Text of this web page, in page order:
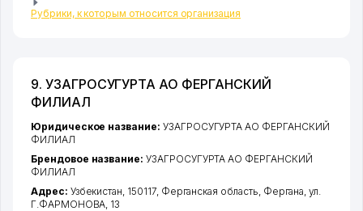
Рубрики, к которым относится организация
9. УЗАГРОСУГУРТА АО ФЕРГАНСКИЙ
ФИЛИАЛ
Юридическое название: УЗАГРОСУГУРТА АО ФЕРГАНСКИЙ
ФИЛИАЛ
Брендовое название: УЗАГРОСУГУРТА АО ФЕРГАНСКИЙ
ФИЛИАЛ
Адрес: Узбекистан, 150117, Ферганская область Фергана ,ул.
Г.ФАРМОНОВА , 13